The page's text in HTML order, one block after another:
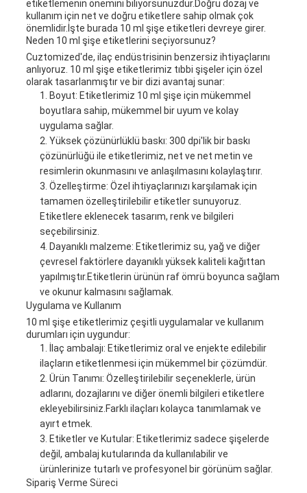
etiketlemenin önemini biliyorsunuzdur.Doğru dozaj ve
kullanım için net ve doğru etiketlere sahip olmak çok
önemlidir.İşte burada 10 ml şişe etiketleri devreye girer.
Neden 10 ml şişe etiketlerini seçiyorsunuz?
Cuztomized'de, ilaç endüstrisinin benzersiz ihtiyaçlarını
anlıyoruz. 10 ml şişe etiketlerimiz tıbbi şişeler için özel
olarak tasarlanmıştır ve bir dizi avantaj sunar:
Boyut: Etiketlerimiz 10 ml şişe için mükemmel
boyutlara sahip, mükemmel bir uyum ve kolay
uygulama sağlar.
Yüksek çözünürlüklü baskı: 300 dpi'lik bir baskı
çözünürlüğü ile etiketlerimiz, net ve net metin ve
resimlerin okunmasını ve anlaşılmasını kolaylaştırır.
Özelleştirme: Özel ihtiyaçlarınızı karşılamak için
tamamen özelleştirilebilir etiketler sunuyoruz.
Etiketlere eklenecek tasarım, renk ve bilgileri
seçebilirsiniz.
Dayanıklı malzeme: Etiketlerimiz su, yağ ve diğer
çevresel faktörlere dayanıklı yüksek kaliteli kağıttan
yapılmıştır.Etiketlerin ürünün raf ömrü boyunca sağlam
ve okunur kalmasını sağlamak.
Uygulama ve Kullanım
10 ml şişe etiketlerimiz çeşitli uygulamalar ve kullanım
durumları için uygundur:
İlaç ambalajı: Etiketlerimiz oral ve enjekte edilebilir
ilaçların etiketlenmesi için mükemmel bir çözümdür.
Ürün Tanımı: Özelleştirilebilir seçeneklerle, ürün
adlarını, dozajlarını ve diğer önemli bilgileri etiketlere
ekleyebilirsiniz.Farklı ilaçları kolayca tanımlamak ve
ayırt etmek.
Etiketler ve Kutular: Etiketlerimiz sadece şişelerde
değil, ambalaj kutularında da kullanılabilir ve
ürünlerinize tutarlı ve profesyonel bir görünüm sağlar.
Sipariş Verme Süreci